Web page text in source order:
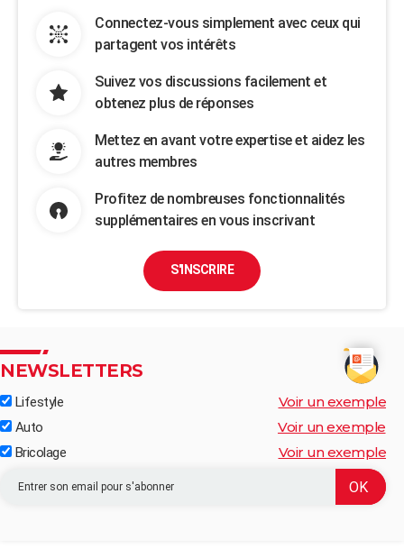
Connectez-vous simplement avec ceux qui
partagent vos intérêts
Suivez vos discussions facilement et
obtenez plus de réponses
Mettez en avant votre expertise et aidez les
autres membres
Profitez de nombreuses fonctionnalités
supplémentaires en vous inscrivant
S'INSCRIRE
NEWSLETTERS
Lifestyle Voir un exemple
Auto Voir un exemple
Bricolage Voir un exemple